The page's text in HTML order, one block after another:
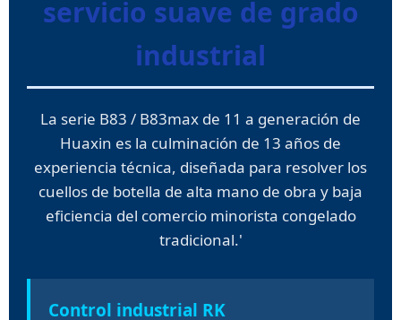
servicio suave de grado
industrial
La serie B83 / B83max de 11 a generación de
Huaxin es la culminación de 13 años de
experiencia técnica, diseñada para resolver los
cuellos de botella de alta mano de obra y baja
eficiencia del comercio minorista congelado
tradicional.'
Control industrial RK